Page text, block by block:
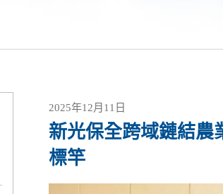
2025年12月11日
新光保全跨域鏈結
標竿